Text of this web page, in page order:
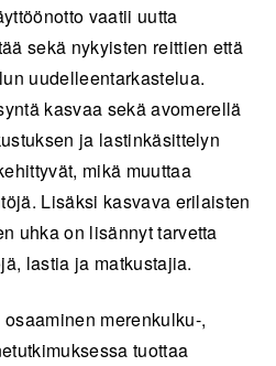
vaatii uutta
sekä nykyisten reittien että
uudelleentarkastelua.
kasvaa sekä avomerellä
ja lastinkäsittelyn
mikä muuttaa
Lisäksi kasvava erilaisten
uhka on lisännyt tarvetta
lastia ja matkustajia.
merenkulku-,
tuottaa